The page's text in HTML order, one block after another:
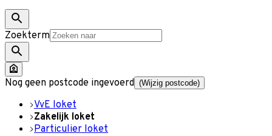
Zoekterm
Nog geen postcode ingevoerd (Wijzig postcode)
VvE loket
Zakelijk loket
Particulier loket